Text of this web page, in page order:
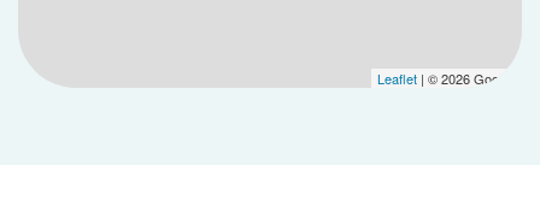
Leaflet | © 2026 Google